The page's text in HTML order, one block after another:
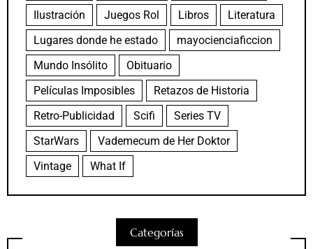
Ilustración
Juegos Rol Libros
Literatura
Lugares donde he estado
mayocienciaficcion
Mundo Insólito
Obituario
Películas Imposibles
Retazos de Historia
Retro-Publicidad
Scifi
Series TV
StarWars
Vademecum de Her Doktor
Vintage
What If
Categorías